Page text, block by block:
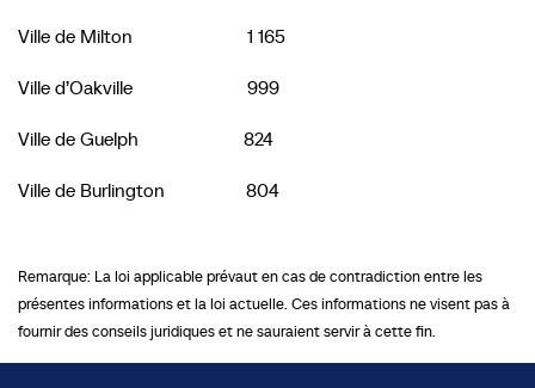
Ville de Milton 1 165
Ville d’Oakville 999
Ville de Guelph 824
Ville de Burlington 804
Remarque: La loi applicable prévaut en cas de contradiction entre les
présentes informations et la loi actuelle. Ces informations ne visent pas à
fournir des conseils juridiques et ne sauraient servir à cette fin.